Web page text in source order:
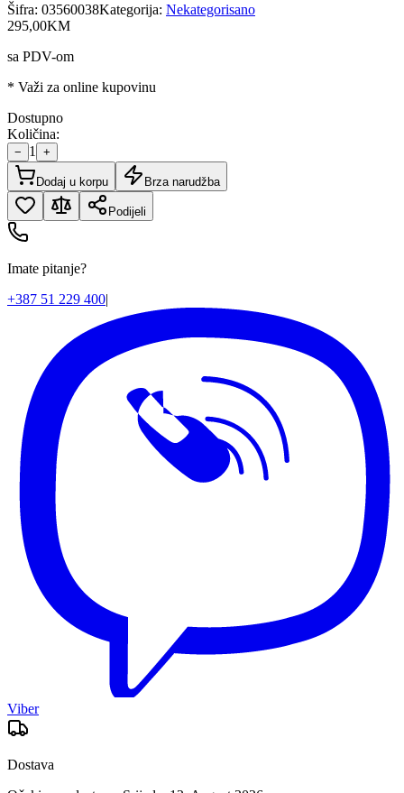
Šifra: 03560038Kategorija: Nekategorisano
295,00KM
sa PDV-om
* Važi za online kupovinu
Dostupno
Količina:
− 1 +
Dodaj u korpu Brza narudžba
Podijeli
Imate pitanje?
+387 51 229 400|
Viber
Dostava